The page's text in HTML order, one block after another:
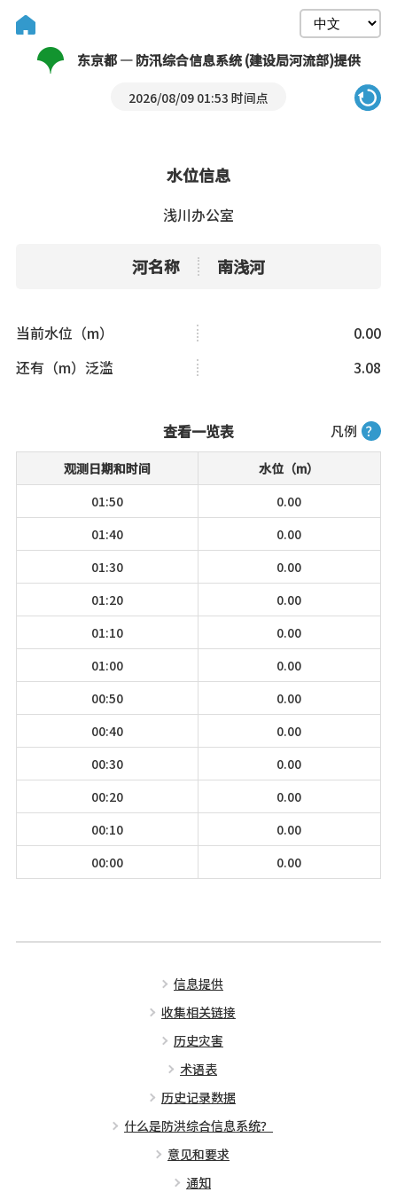
东京都 — 防汛综合信息系统 (建设局河流部)提供
2026/08/09 01:53 时间点
水位信息
浅川办公室
河名称 南浅河
当前水位（m）
0.00
还有（m）泛滥
3.08
凡例 ？
查看一览表
观测日期和时间
水位（m）
01:50
0.00
01:40
0.00
01:30
0.00
01:20
0.00
01:10
0.00
01:00
0.00
00:50
0.00
00:40
0.00
00:30
0.00
00:20
0.00
00:10
0.00
00:00
0.00
信息提供
收集相关链接
历史灾害
术语表
历史记录数据
什么是防洪综合信息系统？
意见和要求
通知